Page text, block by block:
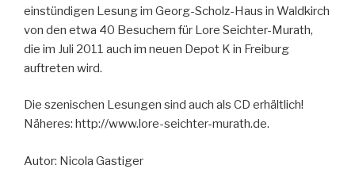
einstündigen Lesung im Georg-Scholz-Haus in Waldkirch
von den etwa 40 Besuchern für Lore Seichter-Murath,
die im Juli 2011 auch im neuen Depot K in Freiburg
auftreten wird.
Die szenischen Lesungen sind auch als CD erhältlich!
Näheres: http://www.lore-seichter-murath.de.
Autor: Nicola Gastiger